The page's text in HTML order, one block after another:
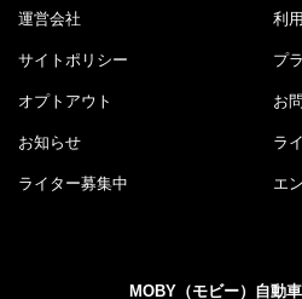
運営会社 利
サイトポリシー プ
オプトアウト お
お知らせ ラ
ライター募集中 エ
MOBY（モビー）自動